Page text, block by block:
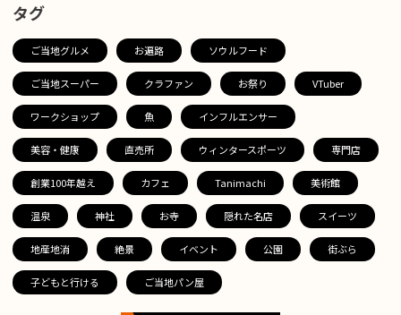
タグ
ご当地グルメ お遍路 ソウルフード
ご当地スーパー クラファン お祭り VTuber
ワークショップ 魚 インフルエンサー
美容・健康 直売所 ウィンタースポーツ 専門店
創業100年越え カフェ Tanimachi 美術館
温泉 神社 お寺 隠れた名店 スイーツ
地産地消 絶景 イベント 公園 街ぶら
子どもと行ける ご当地パン屋